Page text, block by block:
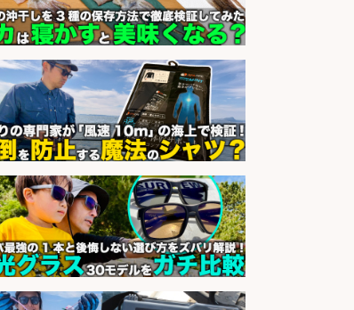
/未経験歓迎/交通費支給/制服貸
/正社員登用あり
社名 株式会社REnista
sponsored by 求人ボックス
払いOKで即日収入/軽作業・物流
の他/「9月末までの短期」釣り具
ピッキング作業など/残業少なめ/
勤&土日休み/未経験OK!
社名
UTエージェント株式会社 関西第
二CU
sponsored by 求人ボックス